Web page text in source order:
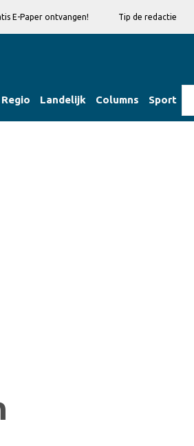
E-Paper ontvangen! Tip de redactie
Landelijk Columns Sport